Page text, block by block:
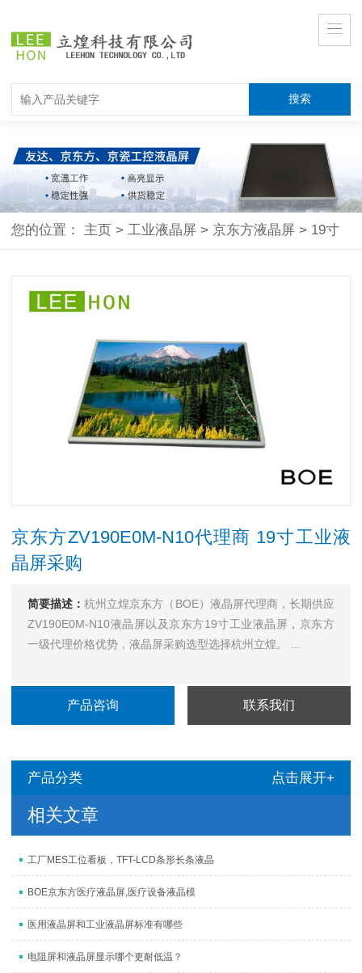
您的位置： 主页 > 工业液晶屏 > 京东方液晶屏 > 19寸
京东方ZV190E0M-N10代理商 19寸工业液
晶屏采购
简要描述：杭州立煌京东方（BOE）液晶屏代理商，长期供应
ZV190E0M-N10液晶屏以及京东方19寸工业液晶屏，京东方
一级代理价格优势，液晶屏采购选型选择杭州立煌。 ...
产品咨询 联系我们
产品分类 点击展开+
相关文章
工厂MES工位看板，TFT-LCD条形长条液晶
BOE京东方医疗液晶屏,医疗设备液晶模
医用液晶屏和工业液晶屏标准有哪些
电阻屏和液晶屏显示哪个更耐低温？